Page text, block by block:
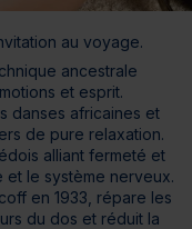
au voyage.
ancestrale
et esprit.
danses africaines et
de pure relaxation.
alliant fermeté et
et le système nerveux.
en 1933, répare les
du dos et réduit la